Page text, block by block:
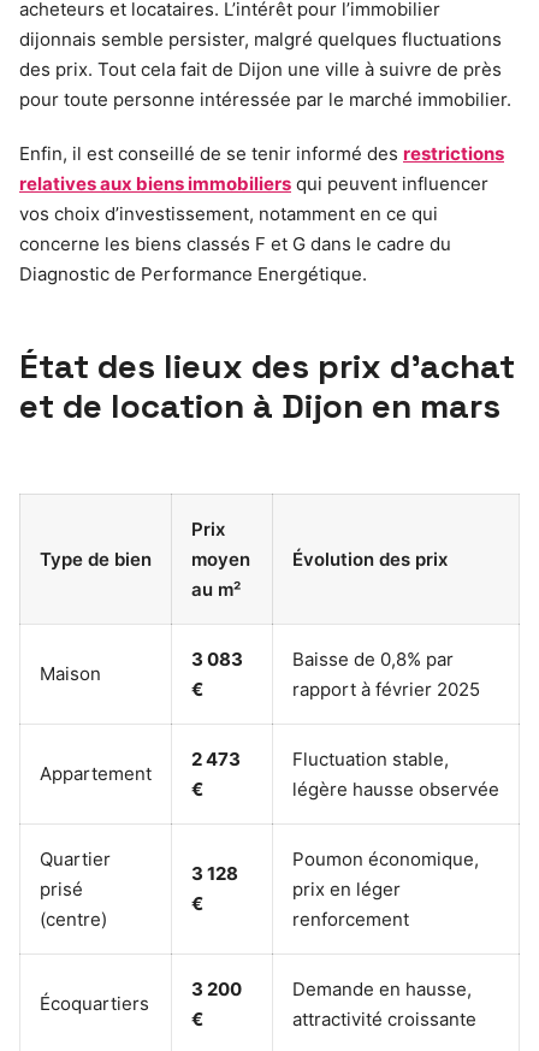
acheteurs et locataires. L’intérêt pour l’immobilier
dijonnais semble persister, malgré quelques fluctuations
des prix. Tout cela fait de Dijon une ville à suivre de près
pour toute personne intéressée par le marché immobilier.
Enfin, il est conseillé de se tenir informé des restrictions
relatives aux biens immobiliers qui peuvent influencer
vos choix d’investissement, notamment en ce qui
concerne les biens classés F et G dans le cadre du
Diagnostic de Performance Energétique.
État des lieux des prix d’achat
et de location à Dijon en mars
Type de bien
Prix
moyen
au m²
Évolution des prix
Maison
3 083
€
Baisse de 0,8% par
rapport à février 2025
Appartement
2 473
€
Fluctuation stable,
légère hausse observée
Quartier
prisé
(centre)
3 128
€
Poumon économique,
prix en léger
renforcement
Écoquartiers
3 200
€
Demande en hausse,
attractivité croissante